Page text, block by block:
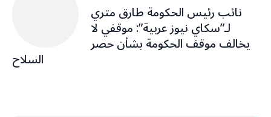
نائب رئيس الحكومة طارق متري
لـ”سكاي نيوز عربية”: موقفي لا
يخالف موقف الحكومة بشأن حصر
السلاح